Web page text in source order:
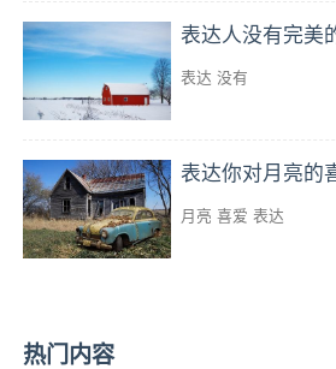
表达人没有完美
表达 没有
表达你对月亮的
月亮 喜爱 表达
热门内容